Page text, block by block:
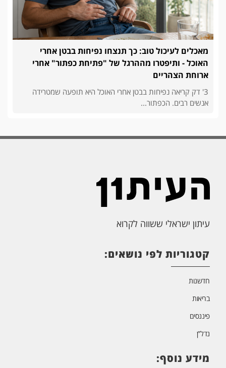
מאכלים לעיכול טוב: כך תנצחו נפיחות בבטן אחרי
האוכל - ותיפטרו מההרגל של "פתיחת כפתור" אחרי
ארוחת הצהריים
3' דק קריאה נפיחות בבטן אחרי האוכל היא תופעה שמטרידה
אנשים רבים. הכפתור...
עיתון ישראלי ששווה לקרוא
קטגוריות לפי נושאים:
חדשנות
בריאות
פיננסים
נדל”ן
מידע נוסף: